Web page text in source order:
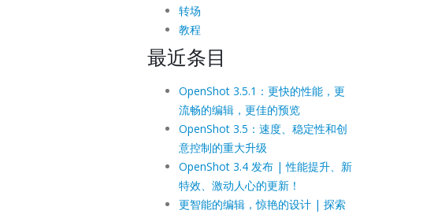
转场
教程
最近条目
OpenShot 3.5.1：更快的性能，更
流畅的编辑，更佳的预览
OpenShot 3.5：速度、稳定性和创
意控制的重大升级
OpenShot 3.4 发布 | 性能提升、新
特效、激动人心的更新！
更智能的编辑，惊艳的设计 | 探索